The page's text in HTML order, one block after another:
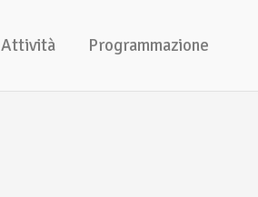
Attività Programmazione